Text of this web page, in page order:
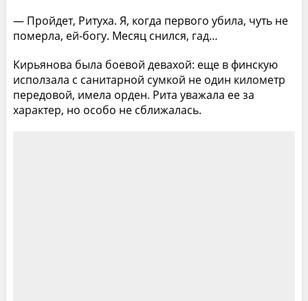
— Пройдет, Ритуха. Я, когда первого убила, чуть не
померла, ей-богу. Месяц снился, гад…
Кирьянова была боевой девахой: еще в финскую
исползала с санитарной сумкой не один километр
передовой, имела орден. Рита уважала ее за
характер, но особо не сближалась.